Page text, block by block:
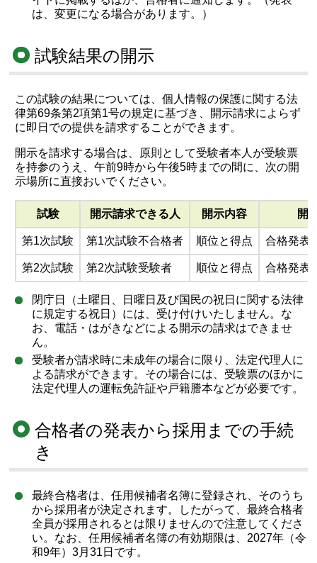
は、変更になる場合があります。）
試験結果の開示
この試験の結果については、個人情報の保護に関する法
律第69条第2項第1号の規定に基づき、開示請求によらず
に即日での提供を請求することができます。
開示を請求する場合は、原則として受験者本人が受験票
を持参のうえ、午前9時から午後5時までの間に、次の開
示場所に直接おいでください。
試験 開示請求できる人 開示内容 開
第1次試験 第1次試験不合格者 順位と得点 合格発表
第2次試験 第2次試験受験者 順位と得点 合格発表
閉庁日（土曜日、日曜日及び国民の祝日に関する法律
に規定する祝日）には、受け付けいたしません。な
お、電話・はがきなどによる開示の請求はできませ
ん。
受験者が請求時に未成年の場合に限り、法定代理人に
よる請求ができます。その場合には、受験票のほかに
法定代理人の運転免許証や戸籍謄本などが必要です。
合格者の発表から採用までの手続
き
最終合格者は、任用候補者名簿に登録され、そのうち
から採用者が決定されます。したがって、最終合格者
全員が採用されるとは限りませんので注意してくださ
い。なお、任用候補者名簿の有効期限は、2027年（令
和9年）3月31日です。